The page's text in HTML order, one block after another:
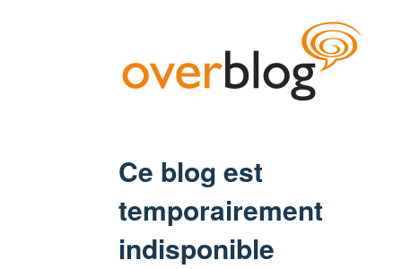
Ce blog est
temporairement
indisponible